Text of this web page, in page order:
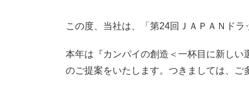
この度、当社は、「第24回ＪＡＰＡＮドラ
本年は『カンパイの創造＜一杯目に新し
のご提案をいたします。つきましては、ご